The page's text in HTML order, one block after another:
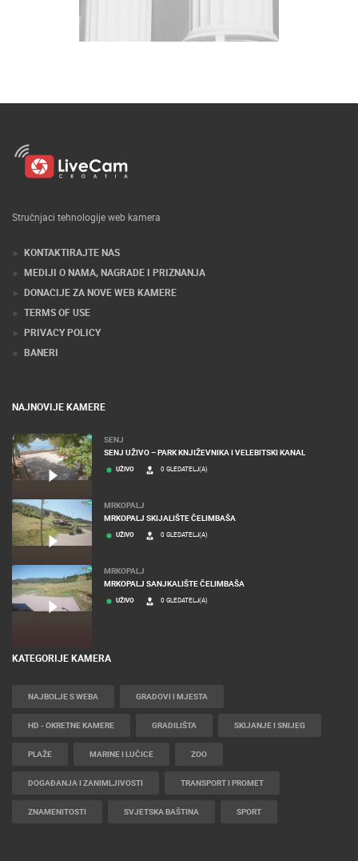
Stručnjaci tehnologije web kamera
KONTAKTIRAJTE NAS
MEDIJI O NAMA, NAGRADE I PRIZNANJA
DONACIJE ZA NOVE WEB KAMERE
TERMS OF USE
PRIVACY POLICY
BANERI
NAJNOVIJE KAMERE
SENJ
SENJ UŽIVO – PARK KNJIŽEVNIKA I VELEBITSKI KANAL
UŽIVO 0 GLEDATELJ(A)
MRKOPALJ
MRKOPALJ SKIJALIŠTE ČELIMBAŠA
UŽIVO 0 GLEDATELJ(A)
MRKOPALJ
MRKOPALJ SANJKALIŠTE ČELIMBAŠA
UŽIVO 0 GLEDATELJ(A)
KATEGORIJE KAMERA
NAJBOLJE S WEBA GRADOVI I MJESTA
HD - OKRETNE KAMERE GRADILIŠTA SKIJANJE I SNIJEG
PLAŽE MARINE I LUČICE ZOO
DOGAĐANJA I ZANIMLJIVOSTI TRANSPORT I PROMET
ZNAMENITOSTI SVJETSKA BAŠTINA SPORT